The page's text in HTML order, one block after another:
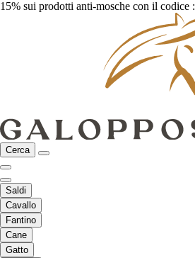
15% sui prodotti anti-mosche con il codice :
Cerca
Saldi
Cavallo
Fantino
Cane
Gatto